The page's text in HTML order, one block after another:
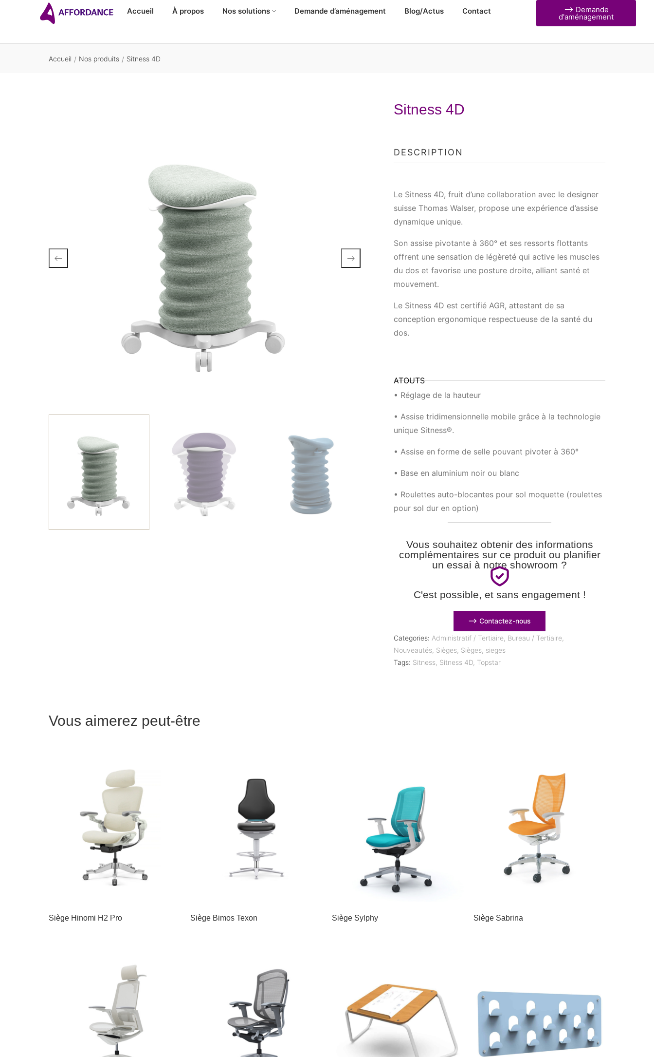
Accueil À propos Nos solutions Demande d’aménagement Blog/Actus Contact ⟶ Demande
d'aménagement
Accueil / Nos produits / Sitness 4D
Sitness 4D
DESCRIPTION
Le Sitness 4D, fruit d’une collaboration avec le designer
suisse Thomas Walser, propose une expérience d’assise
dynamique unique.
Son assise pivotante à 360° et ses ressorts flottants
offrent une sensation de légèreté qui active les muscles
du dos et favorise une posture droite, alliant santé et
mouvement.
Le Sitness 4D est certifié AGR, attestant de sa
conception ergonomique respectueuse de la santé du
dos.
ATOUTS
• Réglage de la hauteur
• Assise tridimensionnelle mobile grâce à la technologie
unique Sitness®.
• Assise en forme de selle pouvant pivoter à 360°
• Base en aluminium noir ou blanc
• Roulettes auto-blocantes pour sol moquette (roulettes
pour sol dur en option)
Vous souhaitez obtenir des informations
complémentaires sur ce produit ou planifier
un essai à notre showroom ?
C'est possible, et sans engagement !
⟶ Contactez-nous
Categories: Administratif / Tertiaire, Bureau / Tertiaire,
Nouveautés, Sièges, Sièges, sieges
Tags: Sitness, Sitness 4D, Topstar
Vous aimerez peut-être
Siège Hinomi H2 Pro Siège Bimos Texon Siège Sylphy Siège Sabrina